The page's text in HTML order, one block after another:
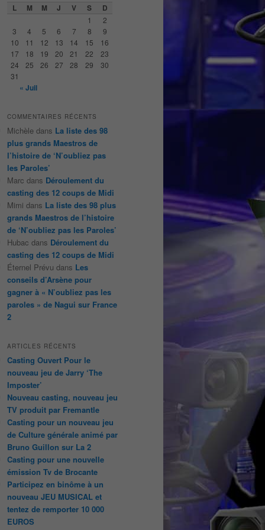
L M M J V S D
1
2
3
4 5 6 7 8
9
10
11 12 13 14 15
16
17
18 19 20 21 22
23
24
25 26 27 28 29
30
31
« Juil
COMMENTAIRES RÉCENTS
Michèle dans La liste des 98
plus grands Maestros de
l’histoire de ‘N’oubliez pas
les Paroles’
Marc dans Déroulement du
casting des 12 coups de Midi
Mimi dans La liste des 98 plus
grands Maestros de l’histoire
de ‘N’oubliez pas les Paroles’
Hubac dans Déroulement du
casting des 12 coups de Midi
Éternel Prévu dans Les
conseils d’Arsène pour
gagner à « N’oubliez pas les
paroles » de Nagui sur France
2
ARTICLES RÉCENTS
Casting Ouvert Pour le
nouveau jeu de Jarry ‘The
Imposter’
Nouveau casting, nouveau jeu
TV produit par Fremantle
Casting pour un nouveau jeu
de Culture générale animé par
Bruno Guillon sur La 2
Casting pour une nouvelle
émission Tv de Brocante
Participez en binôme à un
nouveau JEU MUSICAL et
tentez de remporter 10 000
EUROS